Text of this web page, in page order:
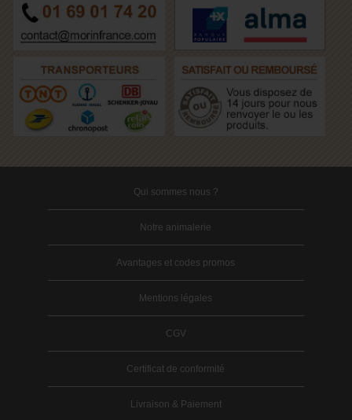
Qui sommes nous ?
Notre animalerie
Avantages et codes promos
Mentions légales
CGV
Certificat de conformité
Livraison & Paiement